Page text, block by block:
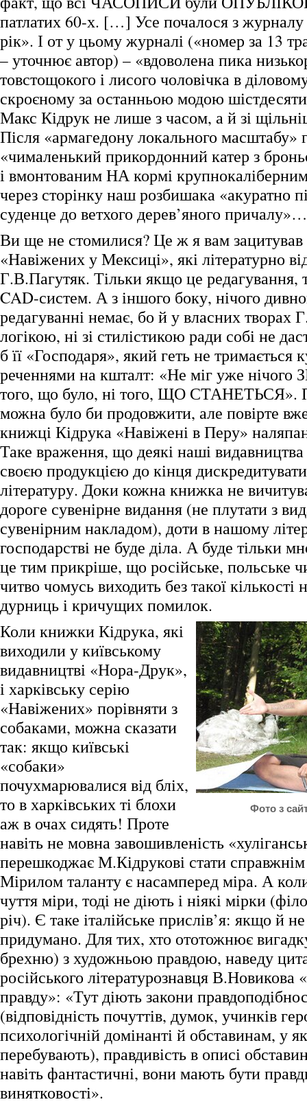
патлатих 60-х. […] Усе почалося з
рік». І от у цьому журналі («номер за 13
– уточнює автор) – «вдоволена пика
товстощокого і лисого чоловічка в
скроєному за останньою модою
Макс Кідрук не лише з часом, а й зі
Після «армагедону локального масштабу»
«чималенький прикордонний катер з
і вмонтованим НА кормі
через сторінку наш розбишака «акуратно
суденце до ветхого дерев’яного причалу»…
Ви ще не стомилися? Це ж я вам
«Навіжених у Мексиці», які літературно
Г.В.Пагутяк. Тільки якщо це редагування,
CAD-систем. А з іншого боку, нічого
редагуванні немає, бо й у власних творах
логікою, ні зі стилістикою ради собі не
б її «Господаря», який геть не тримається
реченнями на кшталт: «Не міг уже
того, що було, ні того, ЩО СТАНЕТЬСЯ».
можна було би продовжити, але повірте
книжці Кідрука «Навіжені в Перу»
Таке враження, що деякі наші видавництва
своєю продукцією до кінця
літературу. Доки кожна книжка не
дороге сувенірне видання (не плутати з
сувенірним накладом), доти в нашому
господарстві не буде діла. А буде тільки
це тим прикріше, що російське, польське
читво чомусь виходить без такої кількості
дурниць і кричущих помилок.
Фото з
Коли книжки Кідрука, які
виходили у київському
видавництві «Нора-Друк»,
і харківську серію
«Навіжених» порівняти з
собаками, можна сказати
так: якщо київські
«собаки»
почухмарювалися від бліх,
то в харківських ті блохи
аж в очах сидять! Проте
навіть не мовна завошивленість
перешкоджає М.Кідрукові стати
Мірилом таланту є насамперед міра. А
чуття міри, тоді не діють і ніякі мірки
річ). Є таке італійське прислів’я: якщо й
придумано. Для тих, хто ототожнює
брехню) з художньою правдою, наведу
російського літературознавця
правду»: «Тут діють закони
(відповідність почуттів, думок, учинків
психологічній домінанті й обставинам, у
перебувають), правдивість в описі
навіть фантастичні, вони мають бути
винятковості».